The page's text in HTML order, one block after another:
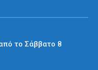
το Σάββατο 8